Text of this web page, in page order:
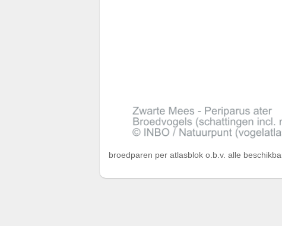
broedparen per atlasblok o.b.v. alle